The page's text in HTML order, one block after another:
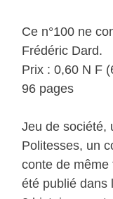
Ce n°100 ne
Frédéric Dard.
Prix : 0,60 N F
96 pages
Jeu de société,
Politesses, un
conte de
été publié dans